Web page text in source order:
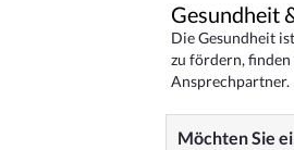
Gesundheit
Die Gesundheit
zu fördern, finden
Ansprechpartner.
Möchten Sie